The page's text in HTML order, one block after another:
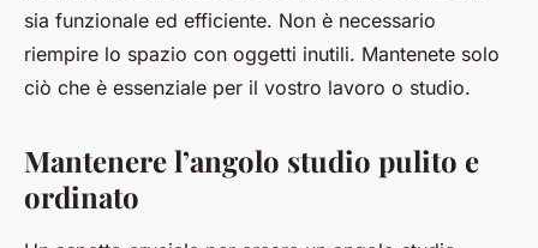
sia funzionale ed efficiente. Non è necessario
riempire lo spazio con oggetti inutili. Mantenete solo
ciò che è essenziale per il vostro lavoro o studio.
Mantenere l’angolo studio pulito e
ordinato